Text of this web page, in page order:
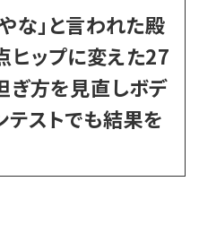
な」と言われた殿
ヒップに変えた27
方を見直しボデ
ストでも結果を